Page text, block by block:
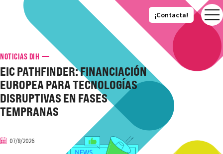
¡Contacta!
¡Contacta!
NOTICIAS DIH
EIC PATHFINDER: FINANCIACIÓN
EUROPEA PARA TECNOLOGÍAS
DISRUPTIVAS EN FASES
TEMPRANAS
07/8/2026